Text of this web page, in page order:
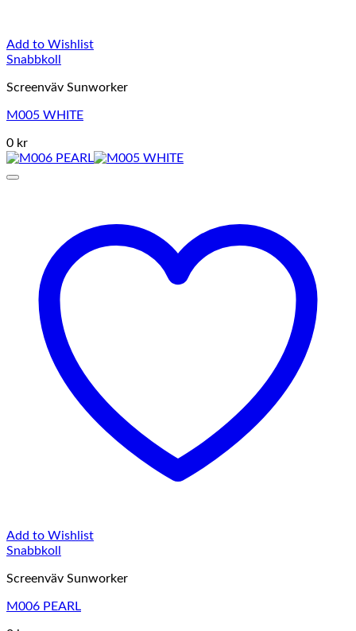
Add to Wishlist
Snabbkoll
Screenväv Sunworker
M005 WHITE
0 kr
Add to Wishlist
Snabbkoll
Screenväv Sunworker
M006 PEARL